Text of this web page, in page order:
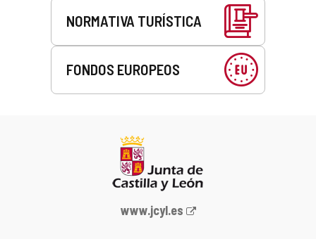
NORMATIVA TURÍSTICA
FONDOS EUROPEOS
Portal
www.jcyl.es